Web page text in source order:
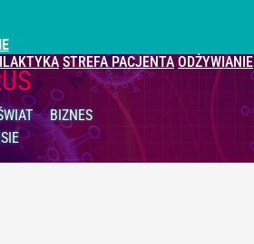
STREFA PACJENTA ODŻYWIANIE
BIZNES